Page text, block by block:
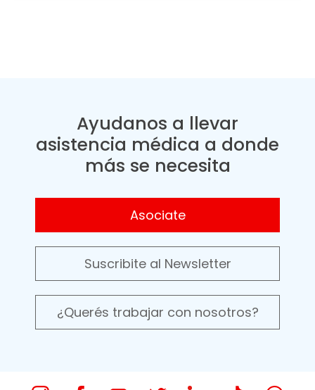
Ayudanos a llevar
asistencia médica a donde
más se necesita
Asociate
Suscribite al Newsletter
¿Querés trabajar con nosotros?